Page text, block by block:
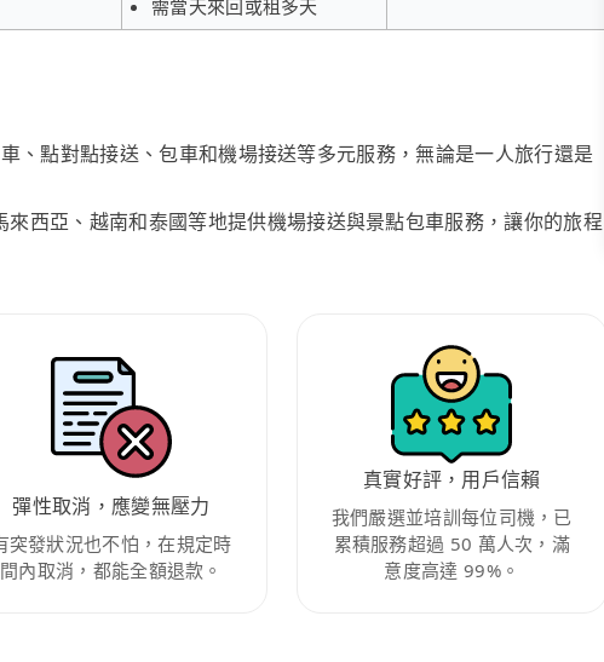
需當天來回或租多天
點對點接送、包車和機場接送等多元服務，無論是一人旅行還是
西亞、越南和泰國等地提供機場接送與景點包車服務，讓你的旅程
彈性取消，應變無壓力
突發狀況也不怕，在規定時
間內取消，都能全額退款。
真實好評，用戶信賴
我們嚴選並培訓每位司機，已
累積服務超過 50 萬人次，滿
意度高達 99%。